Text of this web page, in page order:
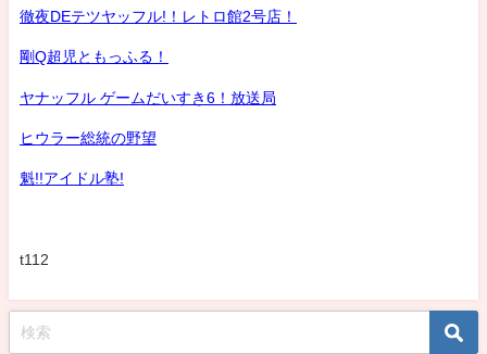
徹夜DEテツヤッフル!！レトロ館2号店！
剛Q超児ともっふる！
ヤナッフル ゲームだいすき6！放送局
ヒウラー総統の野望
魁!!アイドル塾!
t112